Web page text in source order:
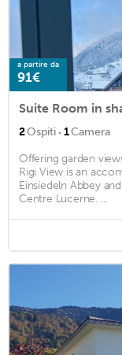
a partire da
91€
Suite Room in
2Ospiti · 1Camera
Offering garden
Rigi View is an
Einsiedeln Abbey
Centre Lucerne. ...